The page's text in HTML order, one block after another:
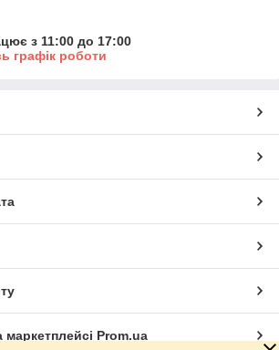
з 11:00 до 17:00
графік роботи
Prom.ua